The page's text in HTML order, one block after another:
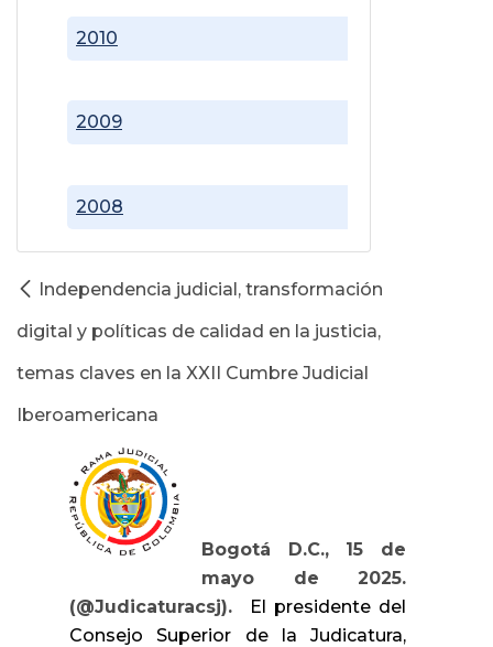
2008
2009
2010
Independencia judicial, transformación
digital y políticas de calidad en la justicia,
temas claves en la XXII Cumbre Judicial
Iberoamericana
Bogotá D.C., 15 de
mayo de 2025.
(@Judicaturacsj).
El presidente del
Consejo Superior de la Judicatura,